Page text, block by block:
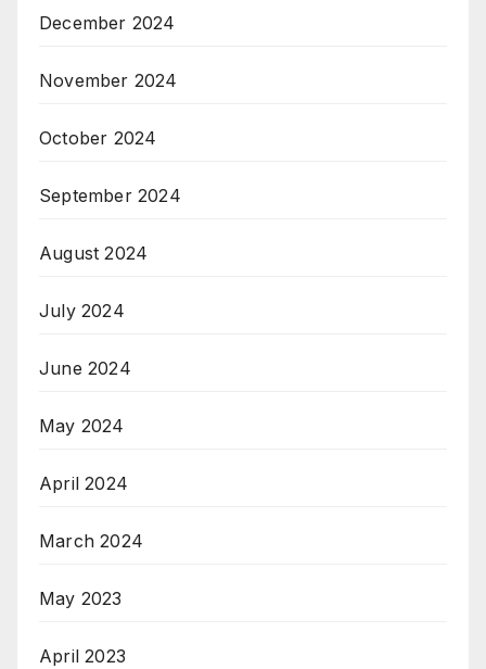
December 2024
November 2024
October 2024
September 2024
August 2024
July 2024
June 2024
May 2024
April 2024
March 2024
May 2023
April 2023